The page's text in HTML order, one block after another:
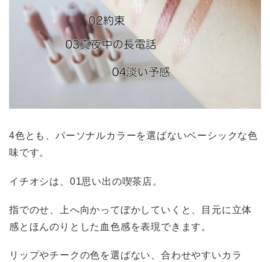
4色とも、パーソナルカラーを選ばないベーシックな色
味です。
イチオシは、01思い出の喫茶店。
指でのせ、上へ向かってぼかしていくと、目元に立体
感とほんのりとした血色感を表現できます。
リップやチークの色を選ばない、合わせやすいカラ